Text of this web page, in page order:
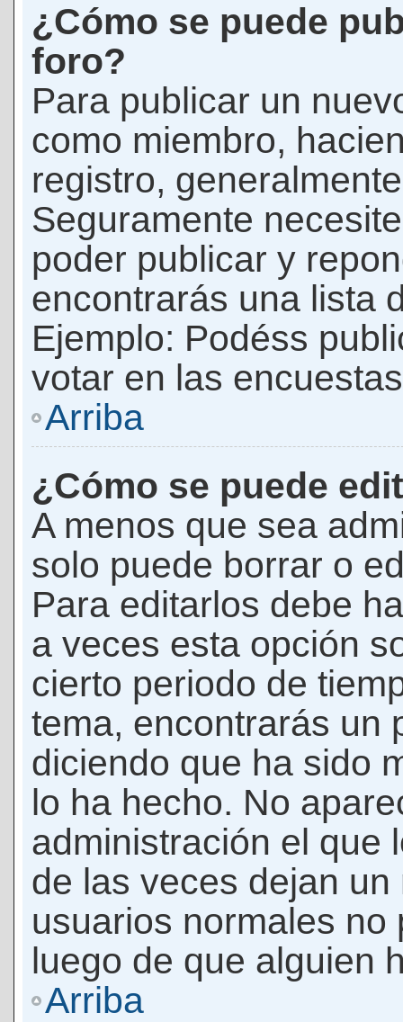
¿Cómo se puede
foro?
Para publicar un
como miembro,
registro,
Seguramente
poder publicar y
encontrarás una lista
Ejemplo: Podéss
votar en las
Arriba
¿Cómo se puede
A menos que sea
solo puede borrar o
Para editarlos debe
a veces esta opción
cierto periodo de
tema, encontrarás un
diciendo que ha sido
lo ha hecho. No
administración el que
de las veces dejan
usuarios normales
luego de que alguien
Arriba